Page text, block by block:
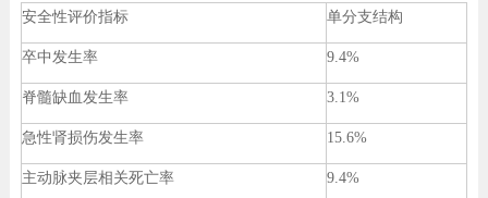
安全性评价指标 单分支结构
卒中发生率 9.4%
脊髓缺血发生率 3.1%
急性肾损伤发生率 15.6%
主动脉夹层相关死亡率 9.4%